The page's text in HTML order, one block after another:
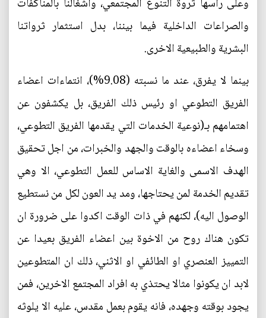
والصراعات الداخلية فيما بيننا، بدل استثمار ثرواتنا
البشرية والطبيعية الاخرى.
بينما لا يفرق، عند ما نسبته (9.08%)، انتماءات اعضاء
الفريق التطوعي او رئيس ذلك الفريق، بل يكشفون عن
اهتمامهم بـ(نوعية الخدمات التي يقدمها الفريق التطوعي،
وسخاء اعضاءه بالوقت والجهد والخبرات، من اجل تحقيق
الهدف الاسمى والغاية الاساس للعمل التطوعي، الا وهي
تقديم الخدمة لمن يحتاجها، ومد يد العون لكل من نستطيع
الوصول اليه)، لكنهم في ذات الوقت اكدوا على ضرورة ان
تكون هناك روح من الاخوة بين اعضاء الفريق بعيدا عن
التمييز العنصري او الطائفي او الاثني، ذلك ان المتطوعين
لابد ان يكونوا مثالا يحتذي به افراد المجتمع الاخرين، فمن
يجود بوقته وجهده، فانه يقوم بعمل مقدس، عليه الا يلوثه